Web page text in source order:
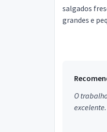
salgados
grandes e
O